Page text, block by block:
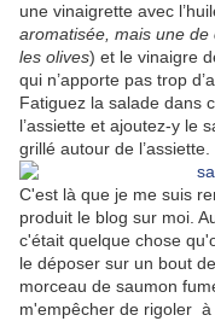
une vinaigrette avec
aromatisée, mais une
les olives) et le vinaigre
qui n’apporte pas trop
Fatiguez la salade dans
l’assiette et ajoutez-y le
grillé autour de l’assiette.
C'est là que je me suis
produit le blog sur moi.
c'était quelque chose
le déposer sur un bout
morceau de saumon
m'empêcher de rigoler